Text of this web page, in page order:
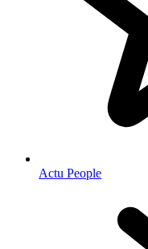
Actu People